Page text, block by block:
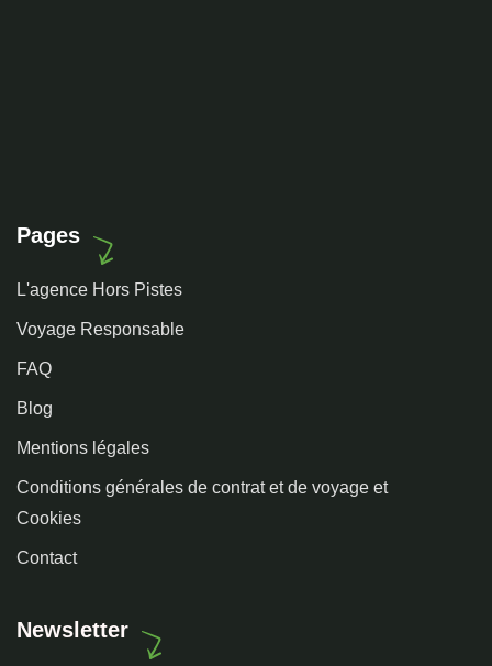
Pages
L'agence Hors Pistes
Voyage Responsable
FAQ
Blog
Mentions légales
Conditions générales de contrat et de voyage et
Cookies
Contact
Newsletter